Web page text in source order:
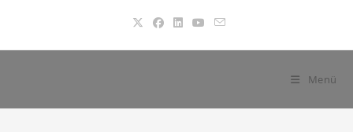
springen
Menü